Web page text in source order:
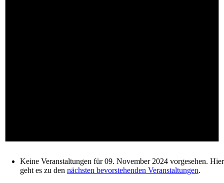
Keine Veranstaltungen für 09. November 2024 vorgesehen. Hier
geht es zu den nächsten bevorstehenden Veranstaltungen.